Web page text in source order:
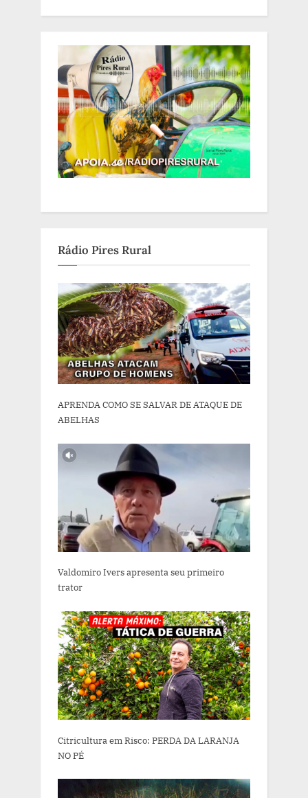
Rádio Pires Rural
APRENDA COMO SE SALVAR DE ATAQUE DE
ABELHAS
Valdomiro Ivers apresenta seu primeiro
trator
Citricultura em Risco: PERDA DA LARANJA
NO PÉ